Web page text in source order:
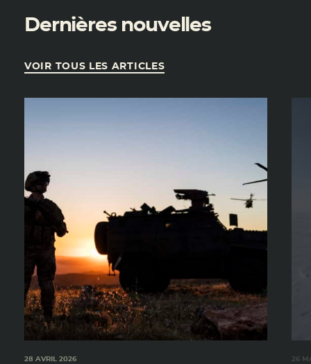
Dernières nouvelles
VOIR TOUS LES ARTICLES
28 AVRIL 2026 26